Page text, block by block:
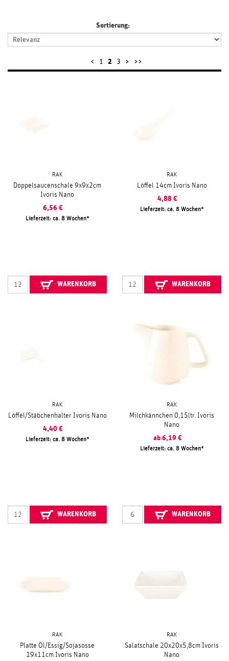
Sortierung:
< 1 2 3 > >>
RAK
Doppelsaucenschale 9x9x2cm
Ivoris Nano
6,56 €
Lieferzeit: ca. 8 Wochen
WARENKORB
RAK
Löffel 14cm Ivoris Nano
4,88 €
Lieferzeit: ca. 8 Wochen
WARENKORB
RAK
Löffel/Stäbchenhalter Ivoris Nano
4,40 €
Lieferzeit: ca. 8 Wochen
WARENKORB
RAK
Milchkännchen 0,15ltr. Ivoris
Nano
ab 6,19 €
Lieferzeit: ca. 8 Wochen
WARENKORB
RAK
Platte Öl/Essig/Sojasosse
19x11cm Ivoris Nano
RAK
Salatschale 20x20x5,8cm Ivoris
Nano